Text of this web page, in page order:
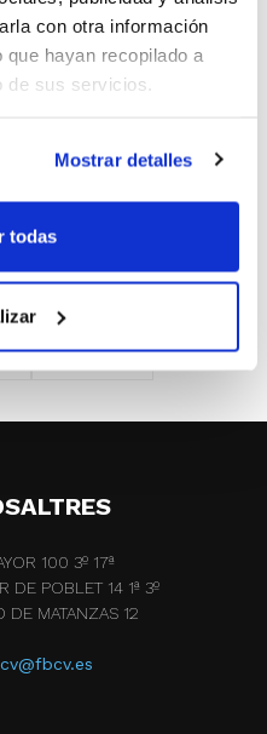
con otra información
hayan recopilado a
de sus servicios.
Mostrar detalles
todas
coincidiendo con el
actividad formativacon el
seguimiento de los
y de Clubes
este tipo de eventos
que contribuyan a
árbitros y oficiales de
torneo mini
100 3º 17ª
DE POBLET 14 1ª 3º
DE MATANZAS 12